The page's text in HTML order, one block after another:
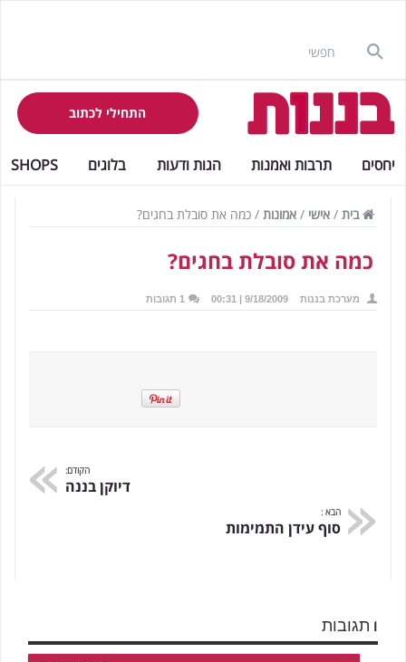
התחילי לכתוב
יחסים תרבות ואמנות הגות ודעות בלוגים SHOPS
בית / אישי / אמונות / כמה את סובלת בחגים?
כמה את סובלת בחגים?
מערכת בננות 9/18/2009 | 00:31 1 תגובות
הקודם:
דיוקן בננה
הבא :
סוף עידן התמימות
1 תגובות